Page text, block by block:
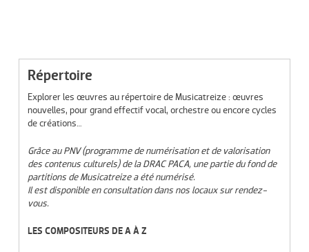
Répertoire
Explorer les œuvres au répertoire de Musicatreize : œuvres
nouvelles, pour grand effectif vocal, orchestre ou encore cycles
de créations…
Grâce au PNV (programme de numérisation et de valorisation
des contenus culturels) de la DRAC PACA, une partie du fond de
partitions de Musicatreize a été numérisé.
Il est disponible en consultation dans nos locaux sur rendez-
vous.
LES COMPOSITEURS DE A À Z